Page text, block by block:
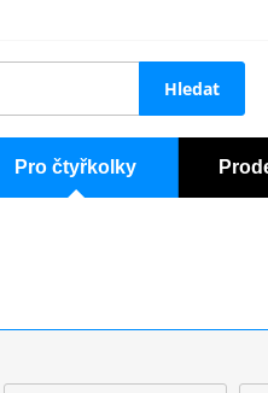
Hledat
Pro čtyřkolky